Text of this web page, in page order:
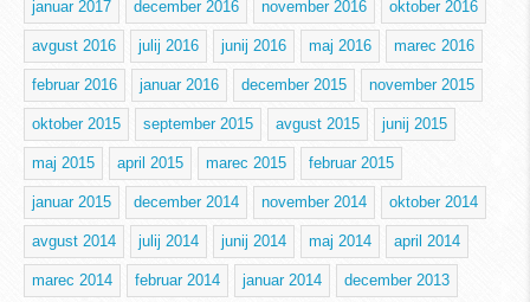
januar 2017 december 2016 november 2016 oktober 2016
avgust 2016 julij 2016 junij 2016 maj 2016 marec 2016
februar 2016 januar 2016 december 2015 november 2015
oktober 2015 september 2015 avgust 2015 junij 2015
maj 2015 april 2015 marec 2015 februar 2015
januar 2015 december 2014 november 2014 oktober 2014
avgust 2014 julij 2014 junij 2014 maj 2014 april 2014
marec 2014 februar 2014 januar 2014 december 2013